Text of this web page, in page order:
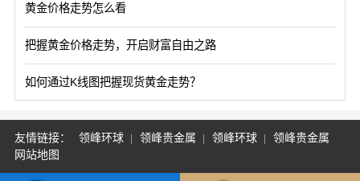
黄金价格走势怎么看
把握黄金价格走势，开启财富自由之路
如何通过K线图把握现货黄金走势？
友情链接： 领峰环球 领峰贵金属 领峰环球
领峰贵金属
网站地图